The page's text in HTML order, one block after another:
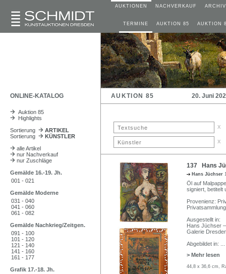
AUKTIONEN NACHVERKAUF ARCHIV
TERMINE AUKTION 85 AUKTION
ONLINE-KATALOG AUKTION 85 20. Juni
Auktion 85
Highlights
Sortierung
ARTIKEL
Sortierung
KÜNSTLER
alle Artikel
nur Nachverkauf
nur Zuschläge
Gemälde 16.-19. Jh.
001 - 021
Gemälde Moderne
031 - 040
041 - 060
061 - 082
Gemälde Nachkrieg/Zeitgen.
091 - 100
101 - 120
121 - 140
141 - 160
161 - 177
Grafik 17.-18. Jh.
x
x
137 Hans
Hans Jüchser
Öl auf
signiert, betitelt
Provenienz:
Ausgestellt in:
Hans Jüchser
Galerie
Abgebildet in:
> Mehr lesen
44,8 x 36,6 cm,